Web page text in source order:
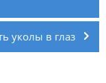
уколы в глаз